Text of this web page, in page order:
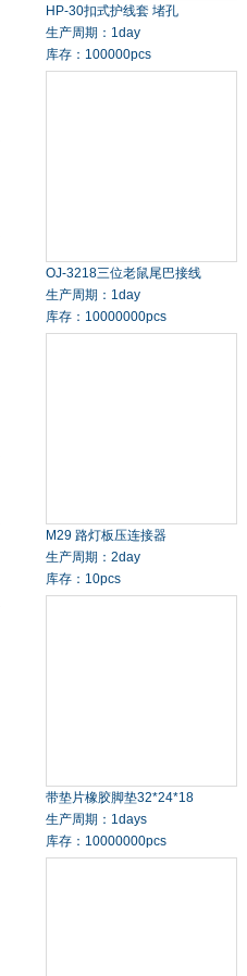
HP-30扣式护线套 堵孔
生产周期：1day
库存：100000pcs
OJ-3218三位老鼠尾巴接线
生产周期：1day
库存：10000000pcs
M29 路灯板压连接器
生产周期：2day
库存：10pcs
带垫片橡胶脚垫32*24*18
生产周期：1days
库存：10000000pcs